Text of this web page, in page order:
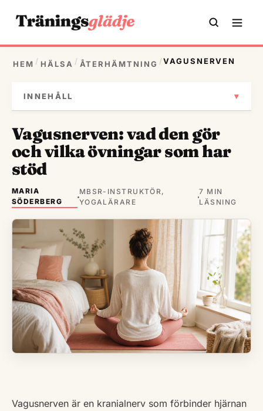
HEM / HÄLSA / ÅTERHÄMTNING /VAGUSNERVEN
Vagusnerven: vad den gör
och vilka övningar som har
stöd
MARIA
SÖDERBERG
MBSR-INSTRUKTÖR,
YOGALÄRARE
7 MIN
LÄSNING
Vagusnerven är en kranialnerv som förbinder hjärnan
INNEHÅLL ▾